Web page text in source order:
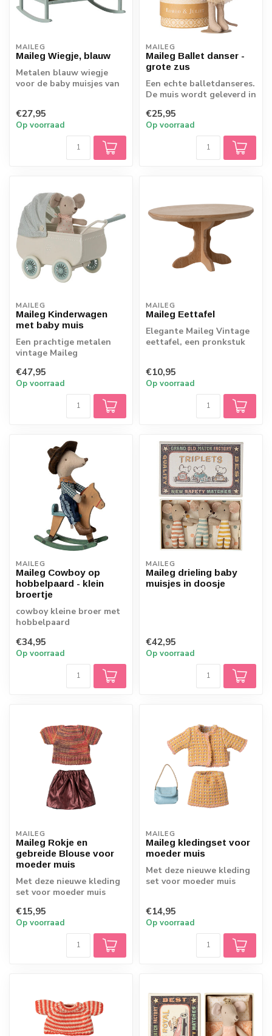
MAILEG
Maileg Wiegje, blauw
Metalen blauw wiegje
voor de baby muisjes van
€27,95
Op voorraad
MAILEG
Maileg Ballet danser -
grote zus
Een echte balletdanseres.
De muis wordt geleverd in
daarin e...
€25,95
Op voorraad
MAILEG
Maileg Kinderwagen
met baby muis
Een prachtige metalen
vintage Maileg
kap, inclusief baby...
€47,95
Op voorraad
MAILEG
Maileg Eettafel
Elegante Maileg Vintage
eettafel, een pronkstuk
€10,95
Op voorraad
MAILEG
Maileg Cowboy op
hobbelpaard - klein
broertje
cowboy kleine broer met
hobbelpaard
€34,95
Op voorraad
MAILEG
Maileg drieling baby
muisjes in doosje
€42,95
Op voorraad
MAILEG
Maileg Rokje en
gebreide Blouse voor
moeder muis
Met deze nieuwe kleding
set voor moeder muis
stijl gekl...
€15,95
Op voorraad
MAILEG
Maileg kledingset voor
moeder muis
Met deze nieuwe kleding
set voor moeder muis
€14,95
Op voorraad